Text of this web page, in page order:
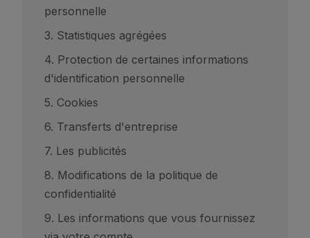
personnelle
3. Statistiques agrégées
4. Protection de certaines informations
d'identification personnelle
5. Cookies
6. Transferts d'entreprise
7. Les publicités
8. Modifications de la politique de
confidentialité
9. Les informations que vous fournissez